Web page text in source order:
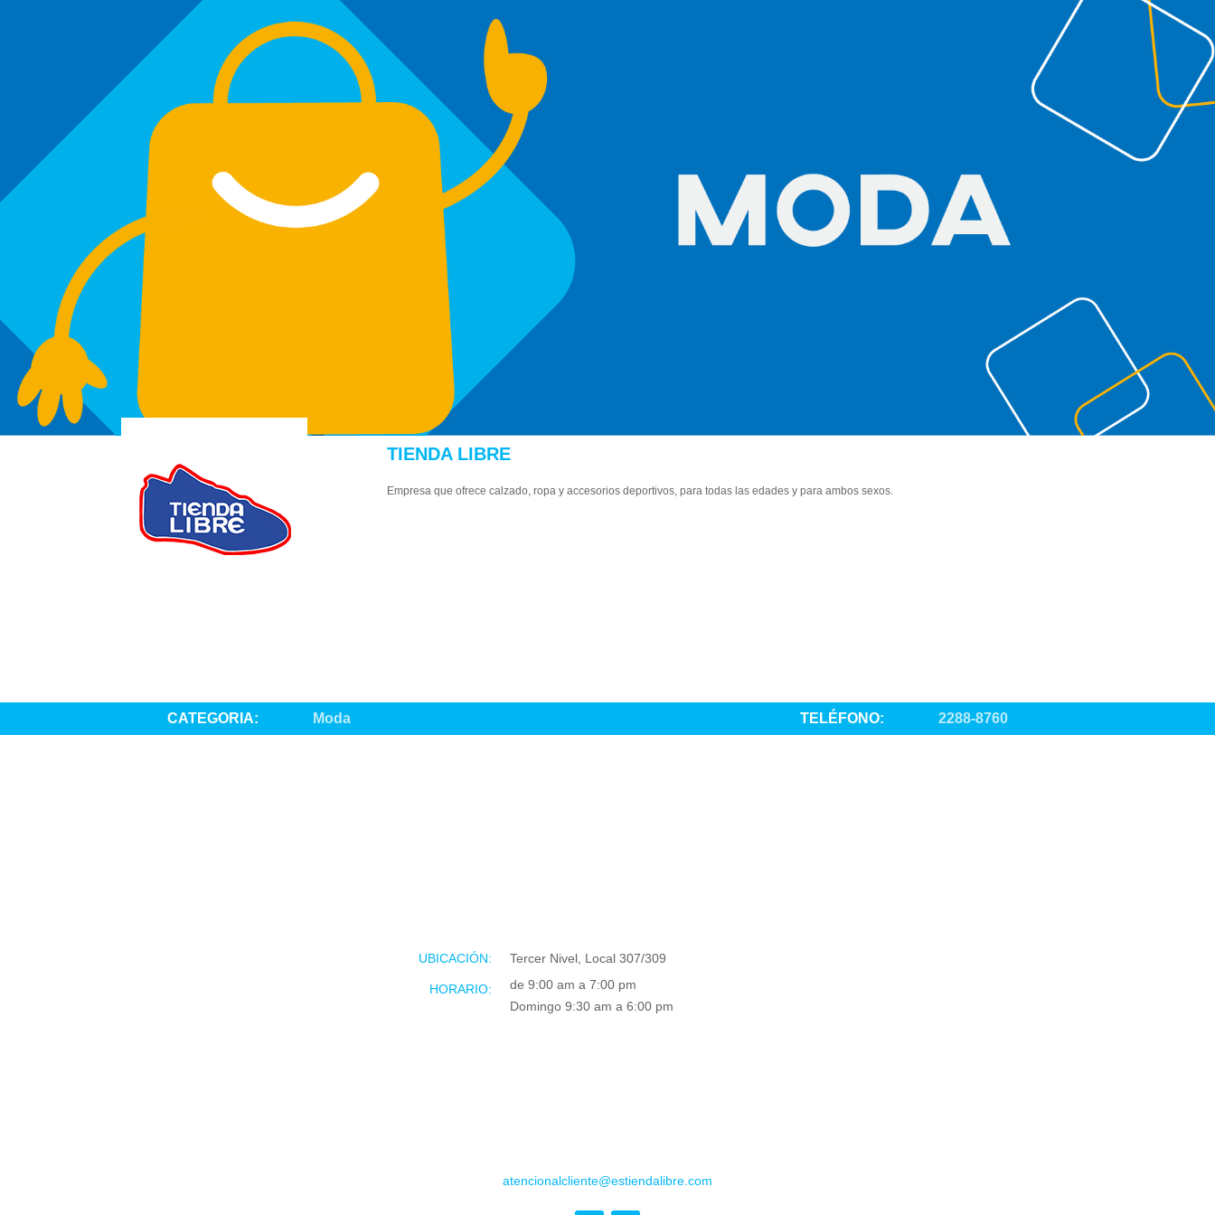
TIENDA LIBRE
Empresa que ofrece calzado, ropa y accesorios deportivos, para todas las edades y para ambos sexos.
CATEGORIA: Moda TELÉFONO: 2288-8760
UBICACIÓN: Tercer Nivel, Local 307/309
HORARIO:
de 9:00 am a 7:00 pm
Domingo 9:30 am a 6:00 pm
atencionalcliente@estiendalibre.com